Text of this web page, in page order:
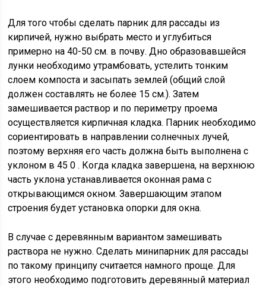
Для того чтобы сделать парник для рассады из
кирпичей, нужно выбрать место и углубиться
примерно на 40-50 см. в почву. Дно образовавшейся
лунки необходимо утрамбовать, устелить тонким
слоем компоста и засыпать землей (общий слой
должен составлять не более 15 см.). Затем
замешивается раствор и по периметру проема
осуществляется кирпичная кладка. Парник необходимо
сориентировать в направлении солнечных лучей,
поэтому верхняя его часть должна быть выполнена с
уклоном в 45 0 . Когда кладка завершена, на верхнюю
часть уклона устанавливается оконная рама с
открывающимся окном. Завершающим этапом
строения будет установка опорки для окна.
В случае с деревянным вариантом замешивать
раствора не нужно. Сделать минипарник для рассады
по такому принципу считается намного проще. Для
этого необходимо подготовить деревянный материал